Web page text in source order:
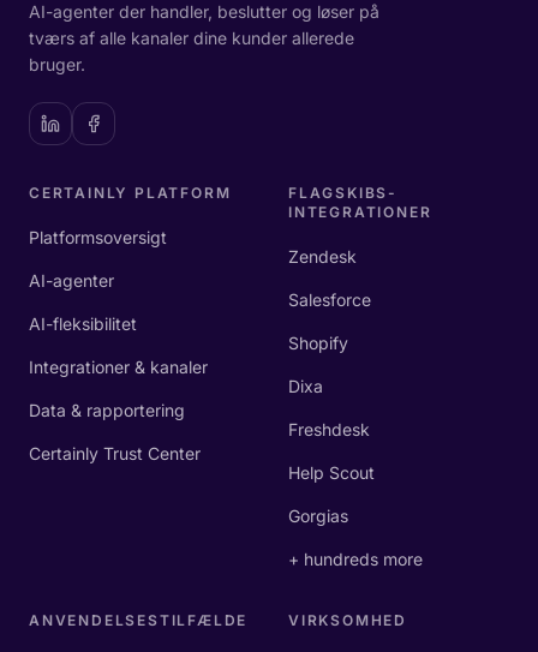
AI-agenter der handler, beslutter og løser på
tværs af alle kanaler dine kunder allerede
bruger.
CERTAINLY PLATFORM
Platformsoversigt
AI-agenter
AI-fleksibilitet
Integrationer & kanaler
Data & rapportering
Certainly Trust Center
FLAGSKIBS-
INTEGRATIONER
Zendesk
Salesforce
Shopify
Dixa
Freshdesk
Help Scout
Gorgias
+ hundreds more
ANVENDELSESTILFÆLDE VIRKSOMHED